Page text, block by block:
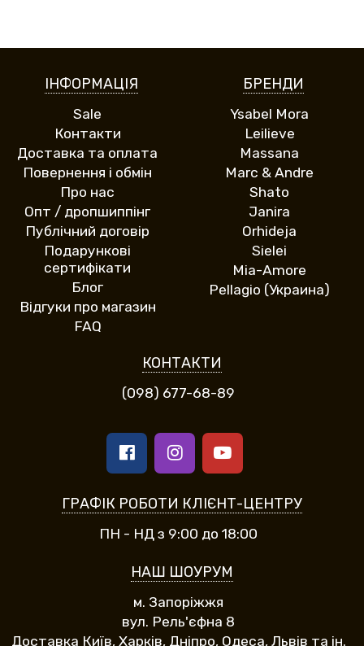
ІНФОРМАЦІЯ
Sale
Контакти
Доставка та оплата
Повернення і обмін
Про нас
Опт / дропшиппінг
Публічний договір
Подарункові
сертифікати
Блог
Відгуки про магазин
FAQ
БРЕНДИ
Ysabel Mora
Leilieve
Massana
Marc & Andre
Shato
Janira
Orhideja
Sielei
Mia-Amore
Pellagio (Украина)
КОНТАКТИ
(098) 677-68-89
ГРАФІК РОБОТИ КЛІЄНТ-ЦЕНТРУ
ПН - НД з 9:00 до 18:00
НАШ ШОУРУМ
м. Запоріжжя
вул. Рель'єфна 8
Доставка Київ, Харків, Дніпро, Одеса, Львів та ін.